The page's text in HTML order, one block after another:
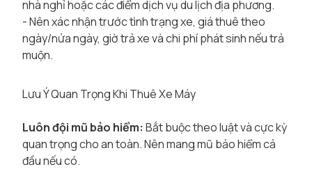
nhà nghỉ hoặc các điểm dịch vụ du lịch địa phương.
- Nên xác nhận trước tình trạng xe, giá thuê theo
ngày/nửa ngày, giờ trả xe và chi phí phát sinh nếu trả
muộn.
Lưu Ý Quan Trọng Khi Thuê Xe Máy
Luôn đội mũ bảo hiểm: Bắt buộc theo luật và cực kỳ
quan trọng cho an toàn. Nên mang mũ bảo hiểm cả
đầu nếu có.